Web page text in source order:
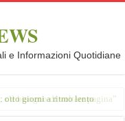
e Informazioni Quotidiane
otto giorni a ritmo lento